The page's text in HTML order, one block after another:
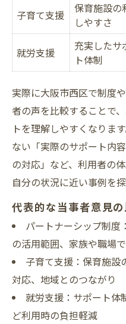
子育て支援
保育施設の
しやすさ
就労支援
充実したサ
ト体制
実際に大阪市西区で制度
者の声を比較することで
トを理解しやすくなりま
ない「実際のサポート内
の対応」など、利用者の
自分の状況に近い事例を
代表的な当事者意見
パートナーシップ制度
の活用範囲、家族や職場
子育て支援：保育施設
対応、地域とのつながり
就労支援：サポート体
ど利用時の負担軽減